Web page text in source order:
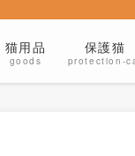
猫用品
goods
保護猫
protection-